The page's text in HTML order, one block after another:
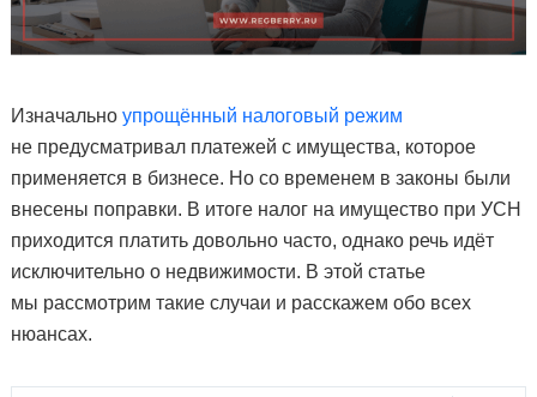
Изначально упрощённый налоговый режим
не предусматривал платежей с имущества, которое
применяется в бизнесе. Но со временем в законы были
внесены поправки. В итоге налог на имущество при УСН
приходится платить довольно часто, однако речь идёт
исключительно о недвижимости. В этой статье
мы рассмотрим такие случаи и расскажем обо всех
нюансах.